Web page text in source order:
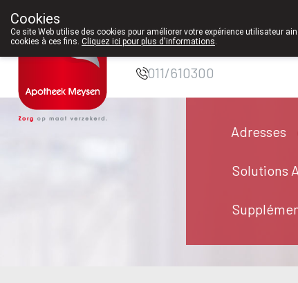
à nouveau ouverts le samedi de 8h30 à 12h30.
Pharmacie Meysen
SPRL
011/610300
Adresses
Solutions
Cookies
Ce site Web utilise des cookies pour améliorer votre expérience utilisateur
cookies à ces fins. Cliquez ici pour plus d'informations.